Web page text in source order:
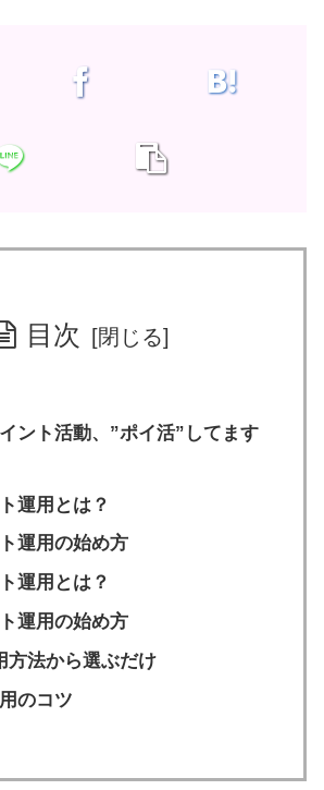
目次
ント活動、”ポイ活”してます
運用とは？
運用の始め方
運用とは？
運用の始め方
方法から選ぶだけ
のコツ